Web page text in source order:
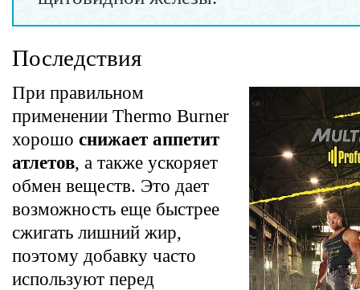
Последствия
При правильном
применении Thermo Burner
хорошо снижает аппетит
атлетов, а также ускоряет
обмен веществ. Это дает
возможность еще быстрее
сжигать лишний жир,
поэтому добавку часто
используют перед